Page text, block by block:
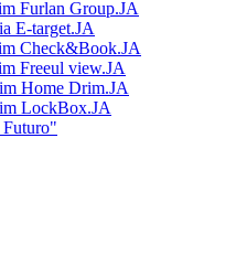
Furlan Group.JA
E-target.JA
Check&Book.JA
Freeul view.JA
Home Drim.JA
LockBox.JA